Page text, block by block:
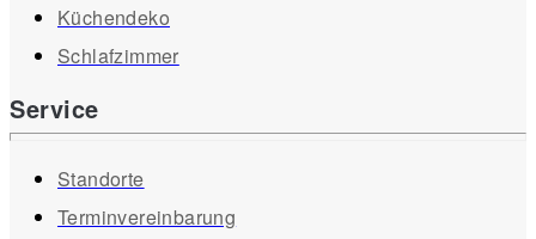
Küchendeko
Schlafzimmer
Service
Standorte
Terminvereinbarung